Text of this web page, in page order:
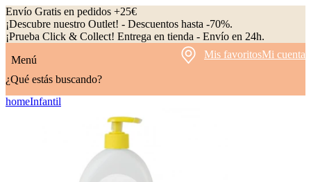
Envío Gratis en pedidos +25€
¡Descubre nuestro Outlet! - Descuentos hasta -70%.
¡Prueba Click & Collect! Entrega en tienda - Envío en 24h.
Menú
Mis favoritosMi cuenta
¿Qué estás buscando?
homeInfantil